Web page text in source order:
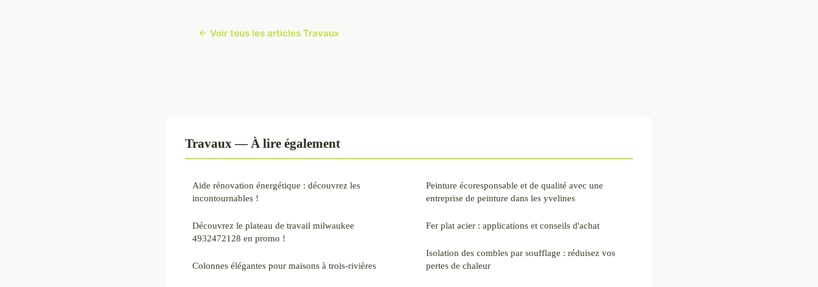
← Voir tous les articles Travaux
Travaux — À lire également
Aide rénovation énergétique : découvrez les
incontournables !
Découvrez le plateau de travail milwaukee
4932472128 en promo !
Colonnes élégantes pour maisons à trois-rivières
Peinture écoresponsable et de qualité avec une
entreprise de peinture dans les yvelines
Fer plat acier : applications et conseils d'achat
Isolation des combles par soufflage : réduisez vos
pertes de chaleur